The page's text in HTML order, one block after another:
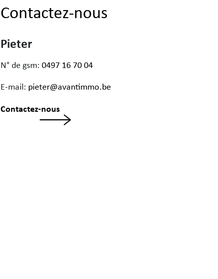
Contactez-nous
Pieter
N° de gsm: 0497 16 70 04
E-mail: pieter@avantimmo.be
Contactez-nous